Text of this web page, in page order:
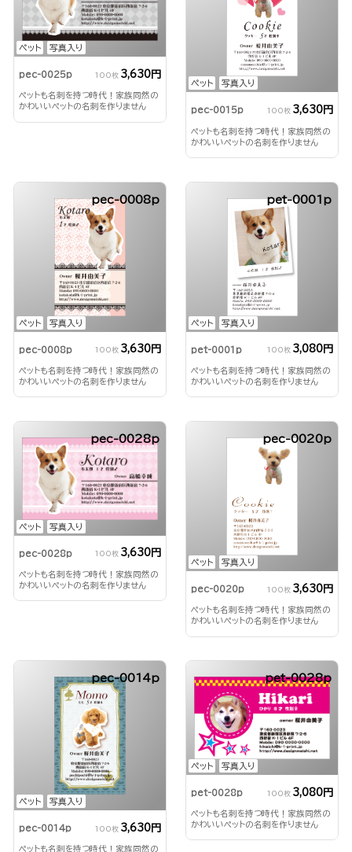
ペット 写真入り
pec-0025p 100枚 3,630円
ペットも名刺を持つ時代！家族同然の
かわいいペットの名刺を作りません
ペット 写真入り
pec-0015p 100枚 3,630円
ペットも名刺を持つ時代！家族同然の
かわいいペットの名刺を作りません
ペット 写真入り
pec-0008p
pec-0008p 100枚 3,630円
ペットも名刺を持つ時代！家族同然の
かわいいペットの名刺を作りません
ペット 写真入り
pet-0001p
pet-0001p 100枚 3,080円
ペットも名刺を持つ時代！家族同然の
かわいいペットの名刺を作りません
ペット 写真入り
pec-0028p
pec-0028p 100枚 3,630円
ペットも名刺を持つ時代！家族同然の
かわいいペットの名刺を作りません
ペット 写真入り
pec-0020p
pec-0020p 100枚 3,630円
ペットも名刺を持つ時代！家族同然の
かわいいペットの名刺を作りません
ペット 写真入り
pec-0014p
pec-0014p 100枚 3,630円
ペットも名刺を持つ時代！家族同然の
ペット 写真入り
pet-0028p
pet-0028p 100枚 3,080円
ペットも名刺を持つ時代！家族同然の
かわいいペットの名刺を作りません